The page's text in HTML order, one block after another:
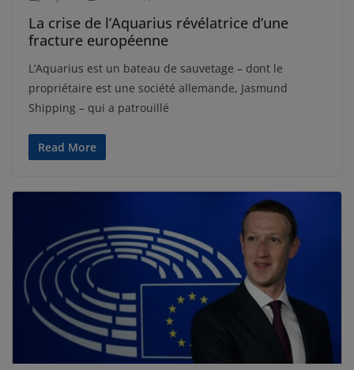
La crise de l’Aquarius révélatrice d’une
fracture européenne
L’Aquarius est un bateau de sauvetage – dont le
propriétaire est une société allemande, Jasmund
Shipping – qui a patrouillé
Read More